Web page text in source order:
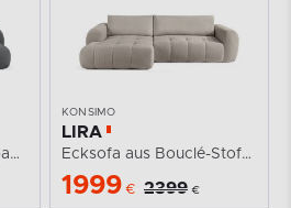
Ecksofa Boucle im Japandi-Stil dunkelgrau rechts
KONSIMO
LIRA
Ecksofa aus Bouclé-Stoff grau links
1999 € 2399 €